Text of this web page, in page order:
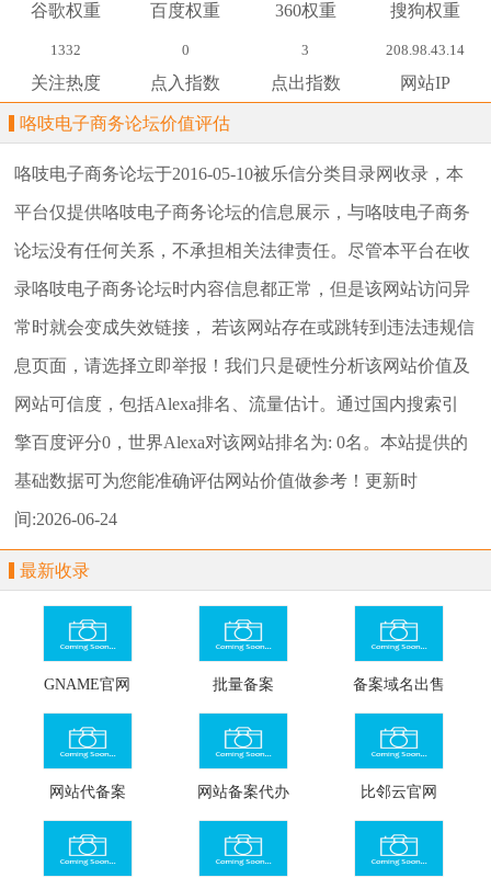
谷歌权重 百度权重 360权重 搜狗权重
1332
关注热度
0
点入指数
3
点出指数
208.98.43.14
网站IP
咯吱电子商务论坛价值评估
咯吱电子商务论坛于2016-05-10被乐信分类目录网收录，本
平台仅提供咯吱电子商务论坛的信息展示，与咯吱电子商务
论坛没有任何关系，不承担相关法律责任。尽管本平台在收
录咯吱电子商务论坛时内容信息都正常，但是该网站访问异
常时就会变成失效链接， 若该网站存在或跳转到违法违规信
息页面，请选择立即举报 ！我们只是硬性分析该网站价值及
网站可信度，包括Alexa排名、流量估计。通过国内搜索引
擎百度评分0，世界Alexa对该网站排名为: 0名。本站提供的
基础数据可为您能准确评估网站价值做参考！更新时
间:2026-06-24
最新收录
GNAME官网 批量备案 备案域名出售
网站代备案 网站备案代办 比邻云官网